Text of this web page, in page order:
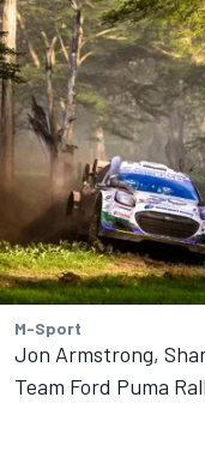
M-Sport
Jon Armstrong,
Team Ford Puma